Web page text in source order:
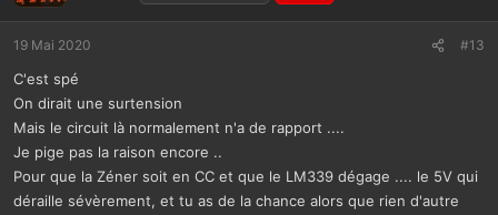
19 Mai 2020 #13
C'est spé
On dirait une surtension
Mais le circuit là normalement n'a de rapport ....
Je pige pas la raison encore ..
Pour que la Zéner soit en CC et que le LM339 dégage .... le 5V qui
déraille sévèrement, et tu as de la chance alors que rien d'autre